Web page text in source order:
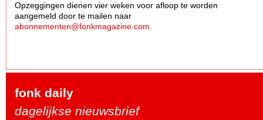
Opzeggingen dienen vier weken voor afloop te worden
aangemeld door te mailen naar
abonnementen@fonkmagazine.com.
fonk daily
dagelijkse nieuwsbrief